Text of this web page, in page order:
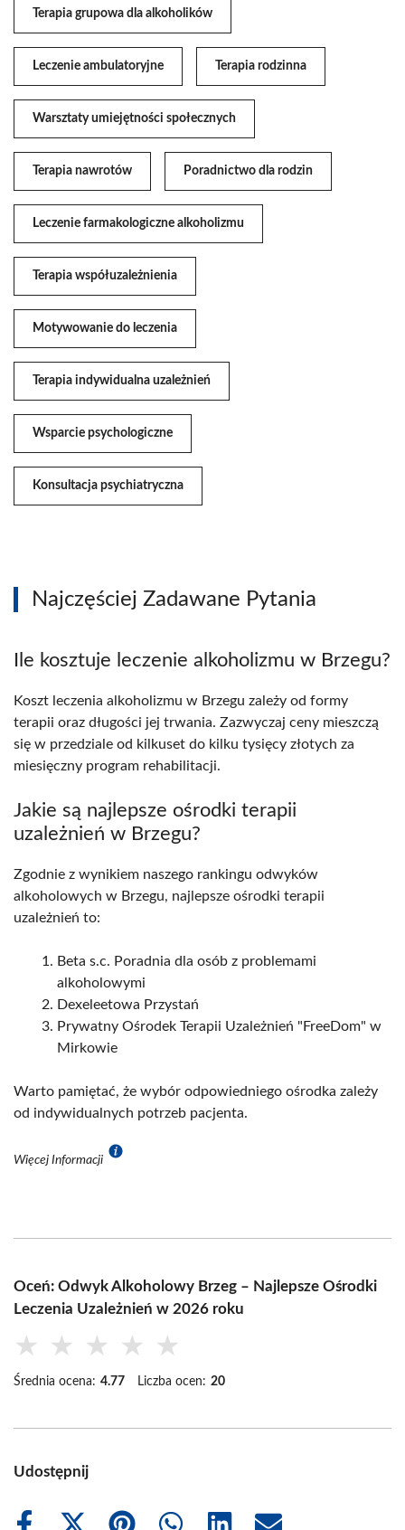
Terapia grupowa dla alkoholików
Leczenie ambulatoryjne Terapia rodzinna
Warsztaty umiejętności społecznych
Terapia nawrotów Poradnictwo dla rodzin
Leczenie farmakologiczne alkoholizmu
Terapia współuzależnienia
Motywowanie do leczenia
Terapia indywidualna uzależnień
Wsparcie psychologiczne
Konsultacja psychiatryczna
Najczęściej Zadawane Pytania
Ile kosztuje leczenie alkoholizmu w Brzegu?
Koszt leczenia alkoholizmu w Brzegu zależy od formy
terapii oraz długości jej trwania. Zazwyczaj ceny mieszczą
się w przedziale od kilkuset do kilku tysięcy złotych za
miesięczny program rehabilitacji.
Jakie są najlepsze ośrodki terapii
uzależnień w Brzegu?
Zgodnie z wynikiem naszego rankingu odwyków
alkoholowych w Brzegu, najlepsze ośrodki terapii
uzależnień to:
Beta s.c. Poradnia dla osób z problemami
alkoholowymi
Dexeleetowa Przystań
Prywatny Ośrodek Terapii Uzależnień "FreeDom" w
Mirkowie
Warto pamiętać, że wybór odpowiedniego ośrodka zależy
od indywidualnych potrzeb pacjenta.
Więcej Informacji
Oceń: Odwyk Alkoholowy Brzeg – Najlepsze Ośrodki
Leczenia Uzależnień w 2026 roku
★ ★ ★ ★ ★
Średnia ocena: 4.77 Liczba ocen: 20
Udostępnij